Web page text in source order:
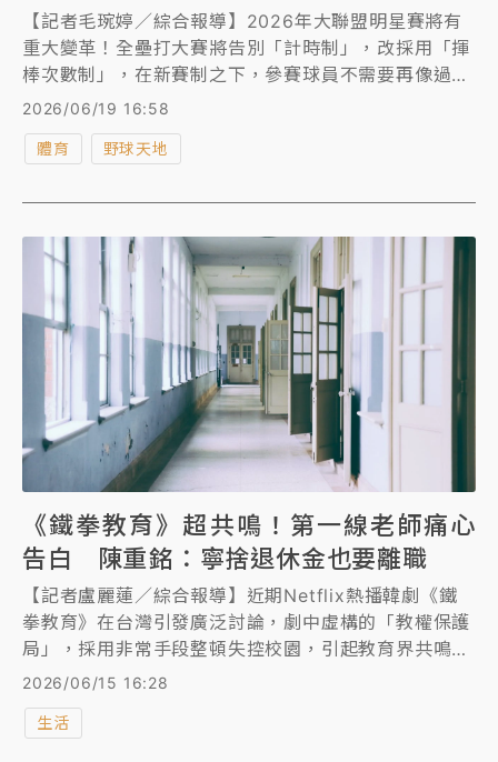
【記者毛琬婷／綜合報導】2026年大聯盟明星賽將有
重大變革！全壘打大賽將告別「計時制」，改採用「揮
棒次數制」，在新賽制之下，參賽球員不需要再像過去
一樣為了爭取時間拚命揮棒，讓球員能更專注在每一次
揮棒。
2026/06/19 16:58
體育 野球天地
《鐵拳教育》超共鳴！第一線老師痛心
告白 陳重銘：寧捨退休金也要離職
【記者盧麗蓮／綜合報導】近期Netflix熱播韓劇《鐵
拳教育》在台灣引發廣泛討論，劇中虛構的「教權保護
局」，採用非常手段整頓失控校園，引起教育界共鳴。
財經專家「不敗教主」陳重銘過去曾當20年老師，他以
可離職也不要退休金。」
2026/06/15 16:28
生活